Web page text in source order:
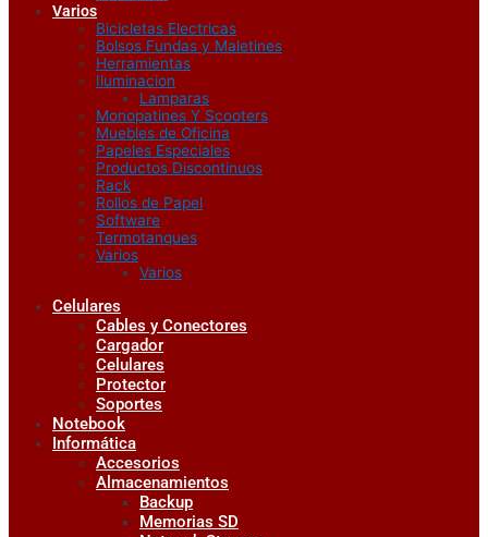
Varios
Bicicletas Electricas
Bolsos Fundas y Maletines
Herramientas
Iluminacion
Lamparas
Monopatines Y Scooters
Muebles de Oficina
Papeles Especiales
Productos Discontinuos
Rack
Rollos de Papel
Software
Termotanques
Varios
Varios
Celulares
Cables y Conectores
Cargador
Celulares
Protector
Soportes
Notebook
Informática
Accesorios
Almacenamientos
Backup
Memorias SD